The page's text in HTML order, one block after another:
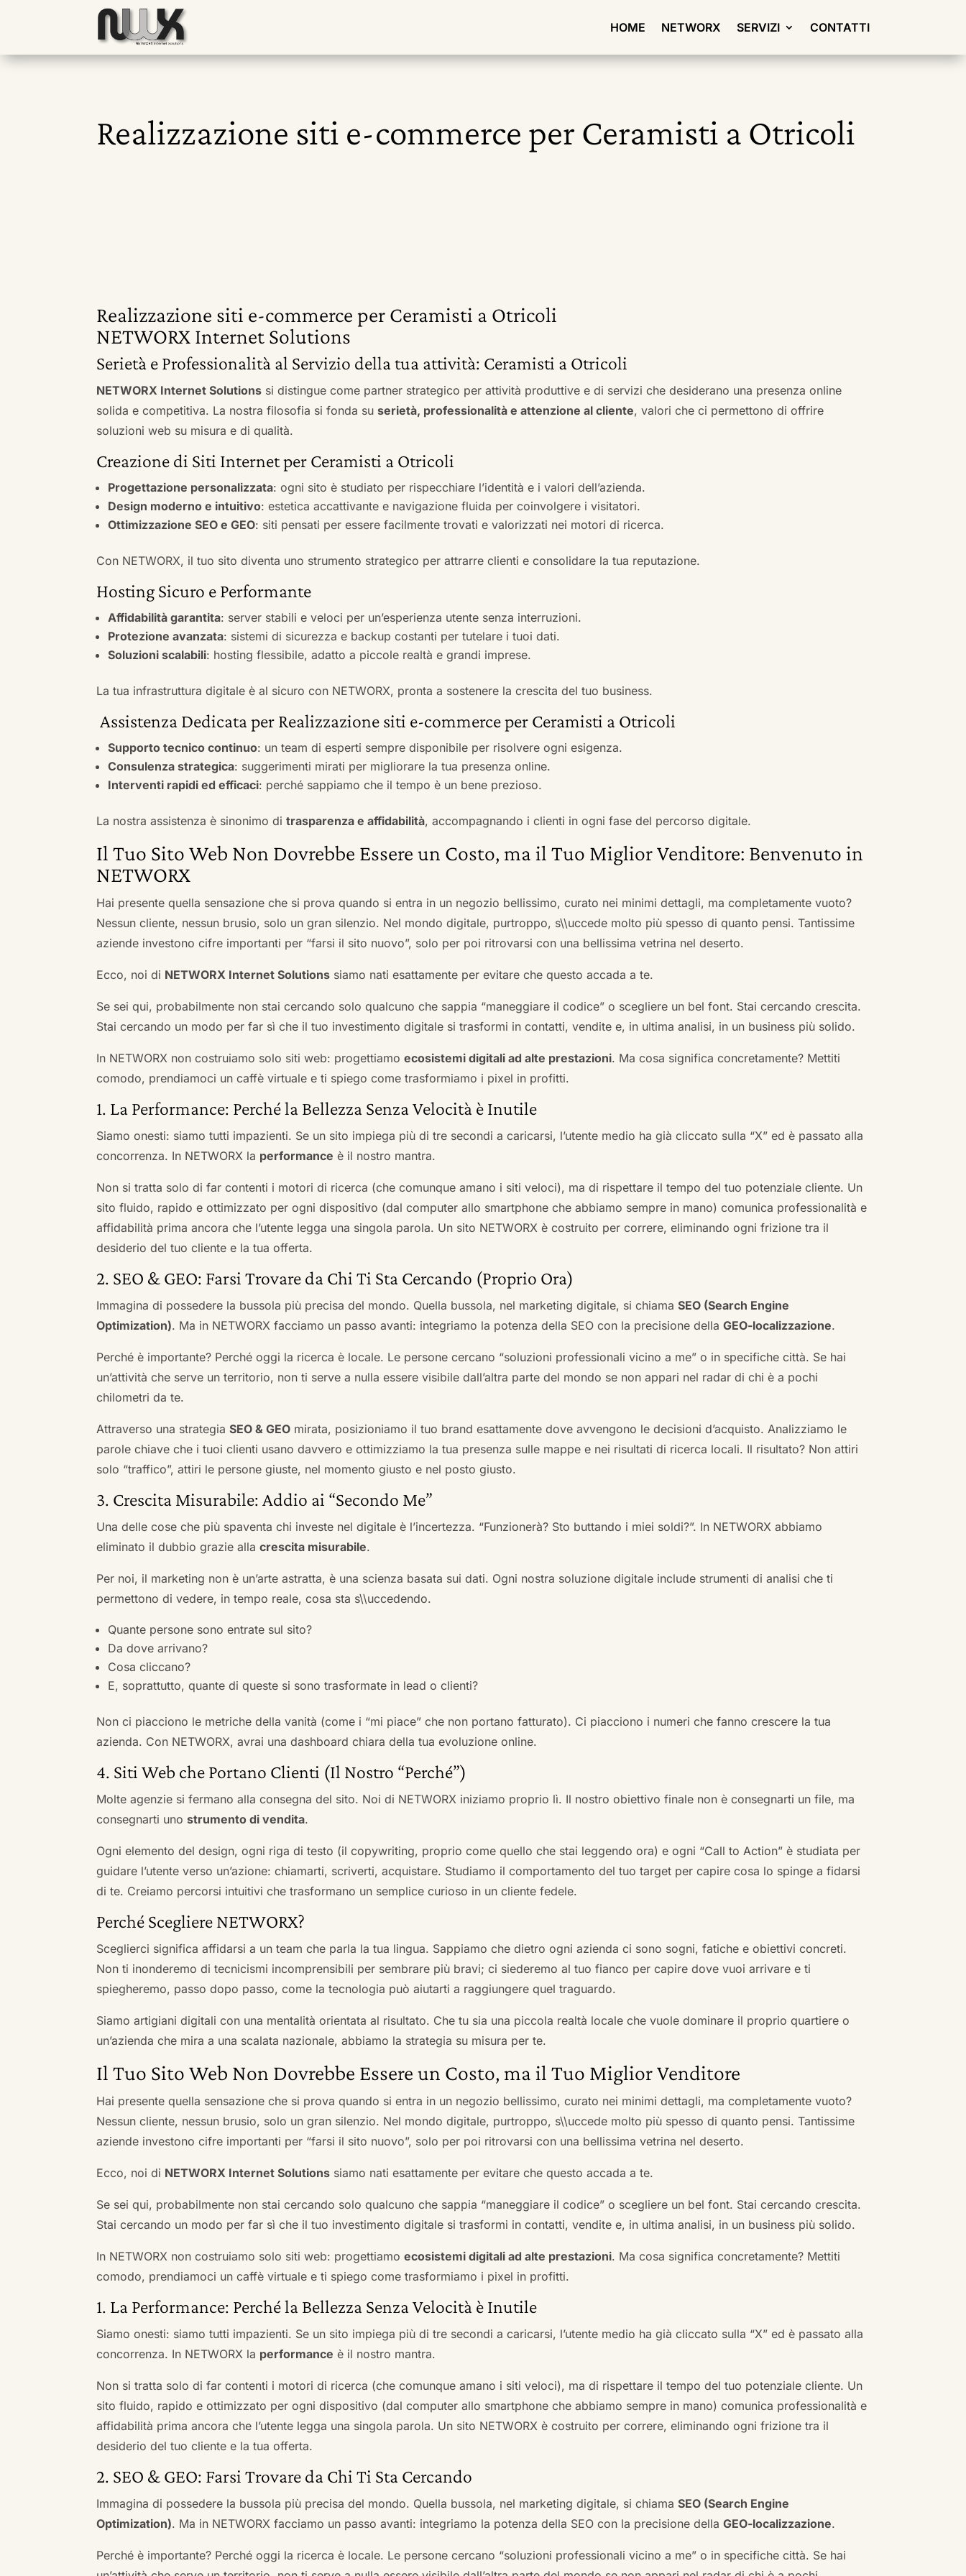
HOME NETWORX SERVIZI CONTATTI
Realizzazione siti e-commerce per Ceramisti a Otricoli
Realizzazione siti e-commerce per Ceramisti a Otricoli
NETWORX Internet Solutions
Serietà e Professionalità al Servizio della tua attività: Ceramisti a Otricoli
NETWORX Internet Solutions si distingue come partner strategico per attività produttive e di servizi che desiderano una presenza online
solida e competitiva. La nostra filosofia si fonda suserietà, professionalità e attenzione al cliente, valori che ci permettono di offrire
soluzioni web su misura e di qualità.
Creazione di Siti Internet per Ceramisti a Otricoli
Progettazione personalizzata: ogni sito è studiato per rispecchiare l’identità e i valori dell’azienda.
Design moderno e intuitivo: estetica accattivante e navigazione fluida per coinvolgere i visitatori.
Ottimizzazione SEO e GEO: siti pensati per essere facilmente trovati e valorizzati nei motori di ricerca.
Con NETWORX, il tuo sito diventa uno strumento strategico per attrarre clienti e consolidare la tua reputazione.
Hosting Sicuro e Performante
Affidabilità garantita: server stabili e veloci per un’esperienza utente senza interruzioni.
Protezione avanzata: sistemi di sicurezza e backup costanti per tutelare i tuoi dati.
Soluzioni scalabili: hosting flessibile, adatto a piccole realtà e grandi imprese.
La tua infrastruttura digitale è al sicuro con NETWORX, pronta a sostenere la crescita del tuo business.
Assistenza Dedicata per Realizzazione siti e-commerce per Ceramisti a Otricoli
Supporto tecnico continuo: un team di esperti sempre disponibile per risolvere ogni esigenza.
Consulenza strategica: suggerimenti mirati per migliorare la tua presenza online.
Interventi rapidi ed efficaci: perché sappiamo che il tempo è un bene prezioso.
La nostra assistenza è sinonimo ditrasparenza e affidabilità, accompagnando i clienti in ogni fase del percorso digitale.
Il Tuo Sito Web Non Dovrebbe Essere un Costo, ma il Tuo Miglior Venditore: Benvenuto in
NETWORX
Hai presente quella sensazione che si prova quando si entra in un negozio bellissimo, curato nei minimi dettagli, ma completamente vuoto?
Nessun cliente, nessun brusio, solo un gran silenzio. Nel mondo digitale, purtroppo, s\\uccede molto più spesso di quanto pensi. Tantissime
aziende investono cifre importanti per “farsi il sito nuovo”, solo per poi ritrovarsi con una bellissima vetrina nel deserto.
Ecco, noi di NETWORX Internet Solutions siamo nati esattamente per evitare che questo accada a te.
Se sei qui, probabilmente non stai cercando solo qualcuno che sappia “maneggiare il codice” o scegliere un bel font. Stai cercando crescita.
Stai cercando un modo per far sì che il tuo investimento digitale si trasformi in contatti, vendite e, in ultima analisi, in un business più solido.
In NETWORX non costruiamo solo siti web: progettiamoecosistemi digitali ad alte prestazioni. Ma cosa significa concretamente? Mettiti
comodo, prendiamoci un caffè virtuale e ti spiego come trasformiamo i pixel in profitti.
1. La Performance: Perché la Bellezza Senza Velocità è Inutile
Siamo onesti: siamo tutti impazienti. Se un sito impiega più di tre secondi a caricarsi, l’utente medio ha già cliccato sulla “X” ed è passato alla
concorrenza. In NETWORX la performance è il nostro mantra.
Non si tratta solo di far contenti i motori di ricerca (che comunque amano i siti veloci), ma di rispettare il tempo del tuo potenziale cliente. Un
sito fluido, rapido e ottimizzato per ogni dispositivo (dal computer allo smartphone che abbiamo sempre in mano) comunica professionalità e
affidabilità prima ancora che l’utente legga una singola parola. Un sito NETWORX è costruito per correre, eliminando ogni frizione tra il
desiderio del tuo cliente e la tua offerta.
2. SEO & GEO: Farsi Trovare da Chi Ti Sta Cercando (Proprio Ora)
Immagina di possedere la bussola più precisa del mondo. Quella bussola, nel marketing digitale, si chiamaSEO (Search Engine
Optimization). Ma in NETWORX facciamo un passo avanti: integriamo la potenza della SEO con la precisione dellaGEO-localizzazione.
Perché è importante? Perché oggi la ricerca è locale. Le persone cercano “soluzioni professionali vicino a me” o in specifiche città. Se hai
un’attività che serve un territorio, non ti serve a nulla essere visibile dall’altra parte del mondo se non appari nel radar di chi è a pochi
chilometri da te.
Attraverso una strategiaSEO & GEO mirata, posizioniamo il tuo brand esattamente dove avvengono le decisioni d’acquisto. Analizziamo le
parole chiave che i tuoi clienti usano davvero e ottimizziamo la tua presenza sulle mappe e nei risultati di ricerca locali. Il risultato? Non attiri
solo “traffico”, attiri le persone giuste, nel momento giusto e nel posto giusto.
3. Crescita Misurabile: Addio ai “Secondo Me”
Una delle cose che più spaventa chi investe nel digitale è l’incertezza. “Funzionerà? Sto buttando i miei soldi?”. In NETWORX abbiamo
eliminato il dubbio grazie allacrescita misurabile.
Per noi, il marketing non è un’arte astratta, è una scienza basata sui dati. Ogni nostra soluzione digitale include strumenti di analisi che ti
permettono di vedere, in tempo reale, cosa sta s\\uccedendo.
Quante persone sono entrate sul sito?
Da dove arrivano?
Cosa cliccano?
E, soprattutto, quante di queste si sono trasformate in lead o clienti?
Non ci piacciono le metriche della vanità (come i “mi piace” che non portano fatturato). Ci piacciono i numeri che fanno crescere la tua
azienda. Con NETWORX, avrai una dashboard chiara della tua evoluzione online.
4. Siti Web che Portano Clienti (Il Nostro “Perché”)
Molte agenzie si fermano alla consegna del sito. Noi di NETWORX iniziamo proprio lì. Il nostro obiettivo finale non è consegnarti un file, ma
consegnarti unostrumento di vendita.
Ogni elemento del design, ogni riga di testo (il copywriting, proprio come quello che stai leggendo ora) e ogni “Call to Action” è studiata per
guidare l’utente verso un’azione: chiamarti, scriverti, acquistare. Studiamo il comportamento del tuo target per capire cosa lo spinge a fidarsi
di te. Creiamo percorsi intuitivi che trasformano un semplice curioso in un cliente fedele.
Perché Scegliere NETWORX?
Sceglierci significa affidarsi a un team che parla la tua lingua. Sappiamo che dietro ogni azienda ci sono sogni, fatiche e obiettivi concreti.
Non ti inonderemo di tecnicismi incomprensibili per sembrare più bravi; ci siederemo al tuo fianco per capire dove vuoi arrivare e ti
spiegheremo, passo dopo passo, come la tecnologia può aiutarti a raggiungere quel traguardo.
Siamo artigiani digitali con una mentalità orientata al risultato. Che tu sia una piccola realtà locale che vuole dominare il proprio quartiere o
un’azienda che mira a una scalata nazionale, abbiamo la strategia su misura per te.
Il Tuo Sito Web Non Dovrebbe Essere un Costo, ma il Tuo Miglior Venditore
Hai presente quella sensazione che si prova quando si entra in un negozio bellissimo, curato nei minimi dettagli, ma completamente vuoto?
Nessun cliente, nessun brusio, solo un gran silenzio. Nel mondo digitale, purtroppo, s\\uccede molto più spesso di quanto pensi. Tantissime
aziende investono cifre importanti per “farsi il sito nuovo”, solo per poi ritrovarsi con una bellissima vetrina nel deserto.
Ecco, noi di NETWORX Internet Solutions siamo nati esattamente per evitare che questo accada a te.
Se sei qui, probabilmente non stai cercando solo qualcuno che sappia “maneggiare il codice” o scegliere un bel font. Stai cercando crescita.
Stai cercando un modo per far sì che il tuo investimento digitale si trasformi in contatti, vendite e, in ultima analisi, in un business più solido.
In NETWORX non costruiamo solo siti web: progettiamoecosistemi digitali ad alte prestazioni. Ma cosa significa concretamente? Mettiti
comodo, prendiamoci un caffè virtuale e ti spiego come trasformiamo i pixel in profitti.
1. La Performance: Perché la Bellezza Senza Velocità è Inutile
Siamo onesti: siamo tutti impazienti. Se un sito impiega più di tre secondi a caricarsi, l’utente medio ha già cliccato sulla “X” ed è passato alla
concorrenza. In NETWORX la performance è il nostro mantra.
Non si tratta solo di far contenti i motori di ricerca (che comunque amano i siti veloci), ma di rispettare il tempo del tuo potenziale cliente. Un
sito fluido, rapido e ottimizzato per ogni dispositivo (dal computer allo smartphone che abbiamo sempre in mano) comunica professionalità e
affidabilità prima ancora che l’utente legga una singola parola. Un sito NETWORX è costruito per correre, eliminando ogni frizione tra il
desiderio del tuo cliente e la tua offerta.
2. SEO & GEO: Farsi Trovare da Chi Ti Sta Cercando
Immagina di possedere la bussola più precisa del mondo. Quella bussola, nel marketing digitale, si chiamaSEO (Search Engine
Optimization). Ma in NETWORX facciamo un passo avanti: integriamo la potenza della SEO con la precisione dellaGEO-localizzazione.
Perché è importante? Perché oggi la ricerca è locale. Le persone cercano “soluzioni professionali vicino a me” o in specifiche città. Se hai